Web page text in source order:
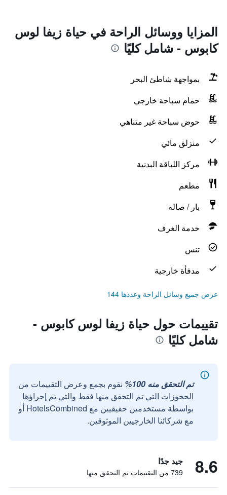
المزايا ووسائل الراحة في حياة زيفا لوس
كابوس - شامل كليًا
بمواجهة شاطئ البحر
حمام سباحة خارجي
حوض سباحة غير متناهي
منزلق مائي
مركز اللياقة البدنية
مطعم
بار / صالة
خدمة الغرف
تنس
مدفأة خارجية
عرض جميع وسائل الراحة وعددها 144
تقييمات حول حياة زيفا لوس كابوس -
شامل كليًا
تم التحقق منه 100%
نقوم بجمع وعرض التقييمات من
الحجوزات التي تم التحقق منها فقط والتي تم إجراؤها
بواسطة مستخدمين حقيقيين مع HotelsCombined أو
مع شركائنا الخارجيين الموثوقين.
8.6 جيد جدًا
739 من التقييمات تم التحقق منها